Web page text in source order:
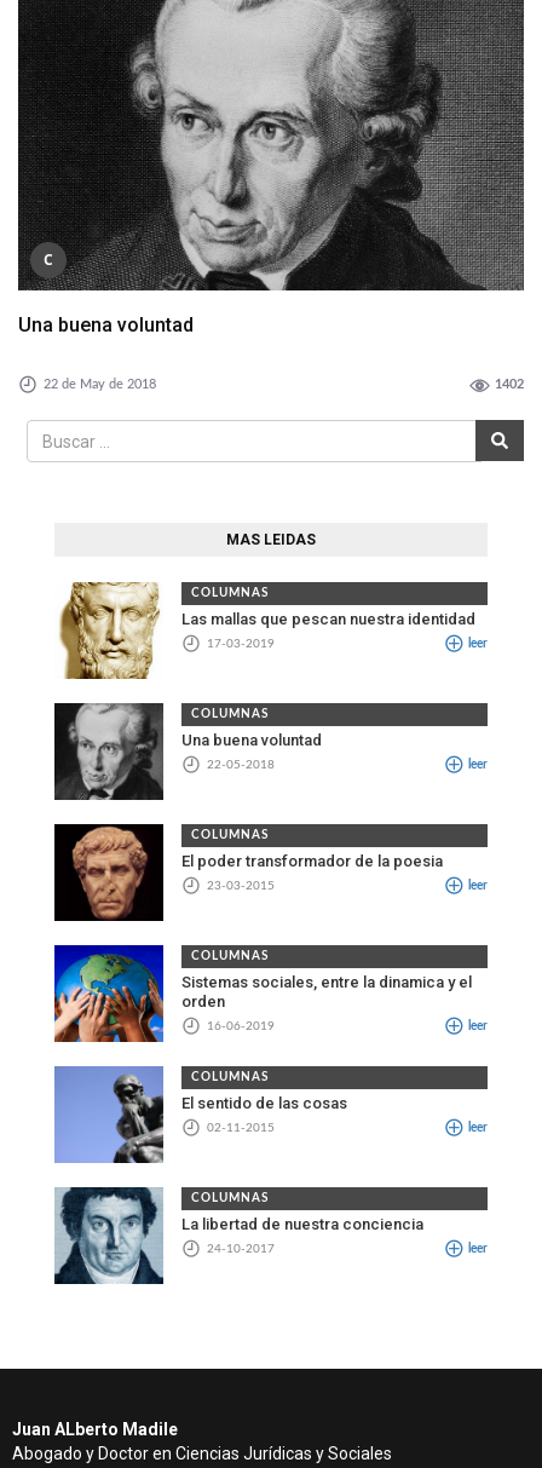
C
Una buena voluntad
22 de May de 2018 1402
MAS LEIDAS
COLUMNAS
Las mallas que pescan nuestra identidad
17-03-2019 leer
COLUMNAS
Una buena voluntad
22-05-2018 leer
COLUMNAS
El poder transformador de la poesia
23-03-2015 leer
COLUMNAS
Sistemas sociales, entre la dinamica y el
orden
16-06-2019 leer
COLUMNAS
El sentido de las cosas
02-11-2015 leer
COLUMNAS
La libertad de nuestra conciencia
24-10-2017 leer
Juan ALberto Madile
Abogado y Doctor en Ciencias Jurídicas y Sociales